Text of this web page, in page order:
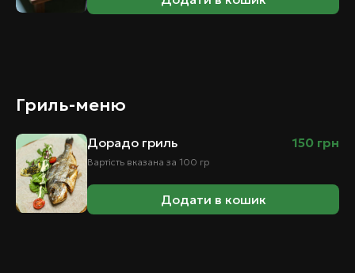
Гриль-меню
Дорадо гриль 150 грн
Вартість вказана за 100 гр
Додати в кошик